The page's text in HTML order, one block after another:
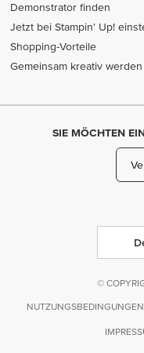
Demonstrator finden
Jetzt bei Stampin' Up!
Shopping-Vorteile
Gemeinsam kreativ werden
SIE MÖCHTEN
©
NUTZUNGSBEDINGUNGEN